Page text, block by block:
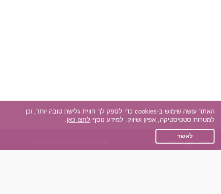
אפליקציית הכרויות
האתר עושה שימוש ב-cookies כדי לספק לך חווית גלישה טובה יותר, וכן
למטרות סטטיסטיקה, אפיון ושיווק. למידע נוסף לחצו כאן.
לאשר